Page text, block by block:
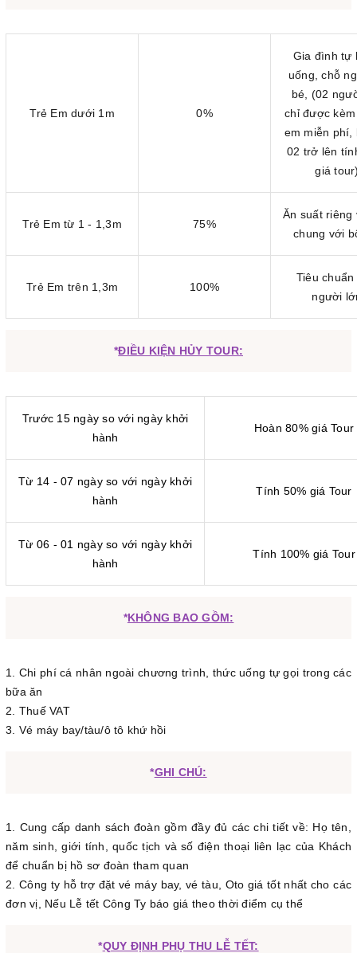
Trẻ Em dưới 1m 0%
Gia đình tự
uống, chỗ
bé, (02
chỉ được
em miễn phí,
02 trở lên
giá
Trẻ Em từ 1 - 1,3m 75%
Ăn suất riêng
chung với
Trẻ Em trên 1,3m 100%
Tiêu
người
*ĐIỀU KIỆN HỦY TOUR:
Trước 15 ngày so với ngày khởi
hành
Hoàn 80% giá Tour
Từ 14 - 07 ngày so với ngày khởi
hành
Tính 50% giá Tour
Từ 06 - 01 ngày so với ngày khởi
hành
Tính 100% giá Tour
*KHÔNG BAO GỒM:
1. Chi phí cá nhân ngoài chương trình, thức uống tự gọi trong các
bữa ăn
2. Thuế VAT
3. Vé máy bay/tàu/ô tô khứ hồi
*GHI CHÚ:
1. Cung cấp danh sách đoàn gồm đầy đủ các chi tiết về: Họ tên,
năm sinh, giới tính, quốc tịch và số điện thoại liên lạc của Khách
để chuẩn bị hồ sơ đoàn tham quan
2. Công ty hỗ trợ đặt vé máy bay, vé tàu, Oto giá tốt nhất cho các
đơn vị, Nếu Lễ tết Công Ty báo giá theo thời điểm cụ thể
*QUY ĐỊNH PHỤ THU LỄ TẾT: